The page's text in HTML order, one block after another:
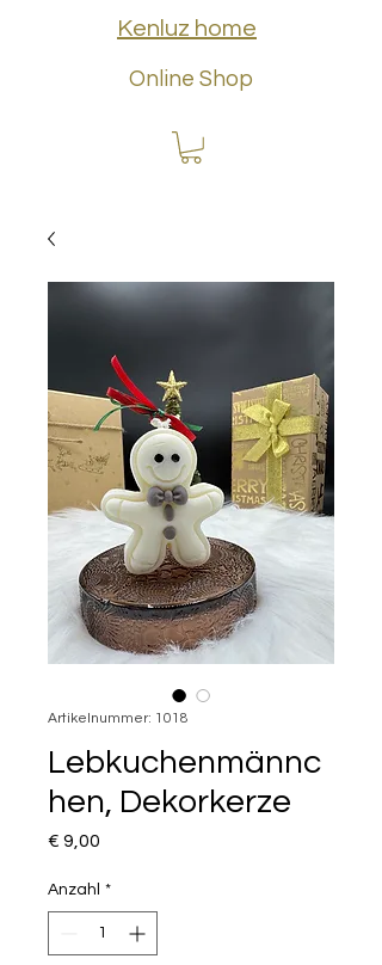
Kenluz home
Online Shop
Artikelnummer: 1018
Lebkuchenmännc
hen, Dekorkerze
€ 9,00
Anzahl *